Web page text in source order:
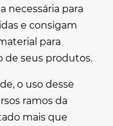
necessária para
e consigam
para
seus produtos.
o uso desse
ramos da
mais que